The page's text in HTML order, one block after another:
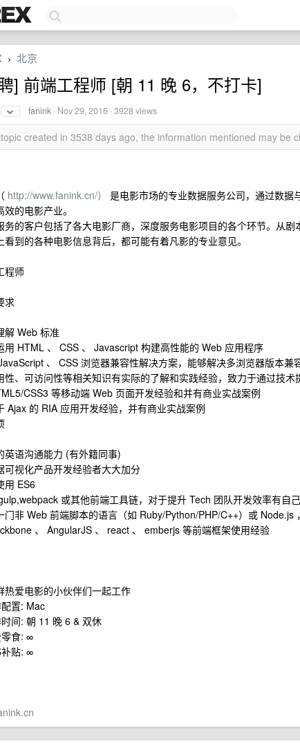
› 北京
] 前端工程师 [朝 11 晚 6，不打卡]
fanink · Nov 29, 2016 · 3928 views
created in 3538 days ago, the information mentioned may be
http://www.fanink.cn/）
是电影市场的专业数据服务公司，通过数
效的电影产业。
务的客户包括了各大电影厂商，深度服务电影项目的各个环节。从
看到的各种电影信息背后，都可能有着凡影的专业意见。
程师
求
解 Web 标准
用 HTML 、 CSS 、 Javascript 构建高性能的 Web 应用程序
、 CSS 浏览器兼容性解决方案，能够解决多浏览器版本兼
性、可访问性等相关知识有实际的了解和实践经验，致力于通过技术
CSS3 等移动端 Web 页面开发经验和并有商业实战案例
Ajax 的 RIA 应用开发经验，并有商业实战案例
英语沟通能力 (有外籍同事)
可视化产品开发经验者大大加分
用 ES6
或其他前端工具链，对于提升 Tech 团队开发效率有自
门非 Web 前端脚本的语言（如 Ruby/Python/PHP/C++）或 Node.js
、 AngularJS 、 react 、 emberjs 等前端框架使用经验
热爱电影的小伙伴们一起工作
置: Mac
间: 朝 11 晚 6 & 双休
食: ∞
贴: ∞